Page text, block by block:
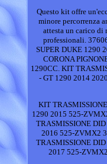
Questo kit offre
minore percorrenza
attesta un carico
professionali.
SUPER DUKE 1290
CORONA
1290CC. KIT
- GT 1290 2014
KIT
1290 2015 525-
TRASMISSIONE
2016 525-ZVMX2
TRASMISSIONE
2017 525-